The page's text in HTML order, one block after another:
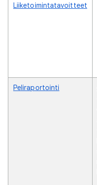
Liiketoimintatavoitteet
Peliraportointi